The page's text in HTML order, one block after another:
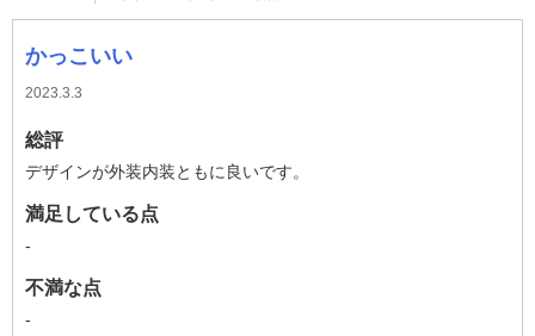
かっこいい
2023.3.3
総評
デザインが外装内装ともに良いです。
満足している点
-
不満な点
-